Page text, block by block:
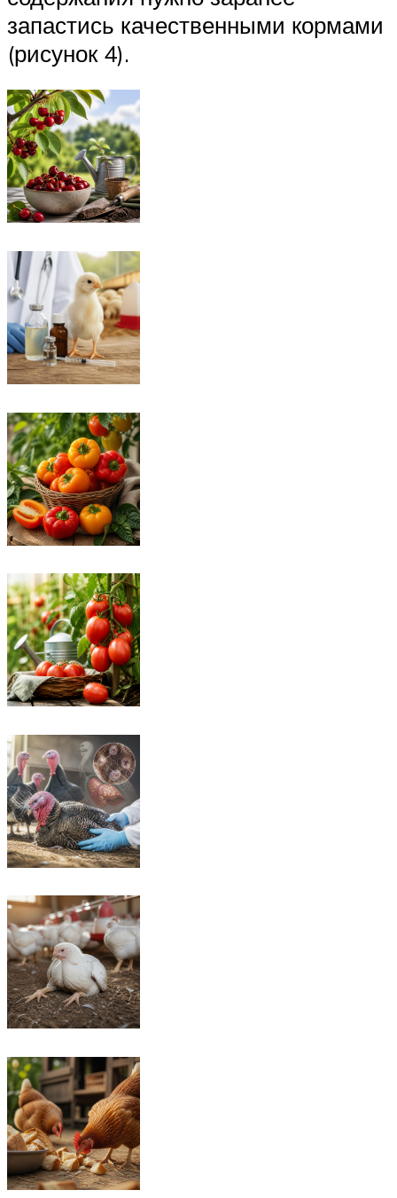
запастись качественными кормами
(рисунок 4).